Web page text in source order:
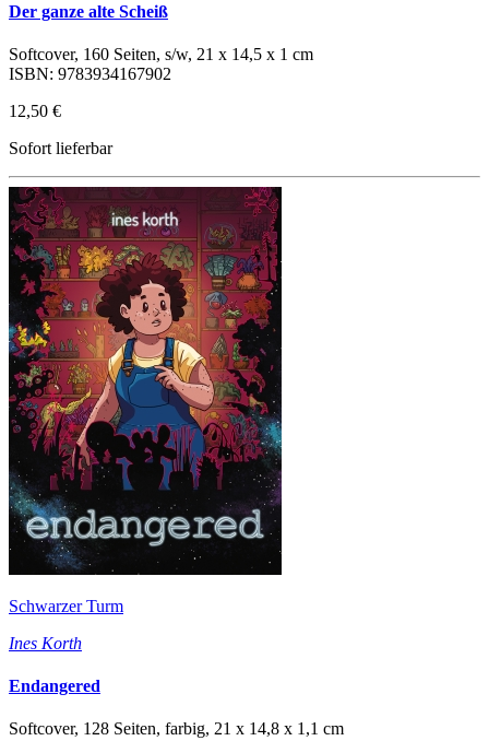
Der ganze alte Scheiß
Softcover, 160 Seiten, s/w, 21 x 14,5 x 1 cm
ISBN: 9783934167902
12,50 €
Sofort lieferbar
Schwarzer Turm
Ines Korth
Endangered
Softcover, 128 Seiten, farbig, 21 x 14,8 x 1,1 cm